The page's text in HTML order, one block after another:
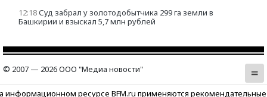
12:18Суд забрал у золотодобытчика 299 га земли в
Башкирии и взыскал 5,7 млн рублей
© 2007 — 2026 ООО "Медиа новости"
информационном ресурсе BFM.ru применяются рекомендательные